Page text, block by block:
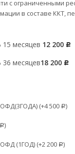
с ограниченными
в составе ККТ,
месяцев 12 200 Р
месяцев18 200 Р
(+4 500 Р)
Р)
(1ГОД) (+2 200 Р)